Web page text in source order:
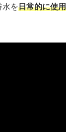
水を日常的に使用